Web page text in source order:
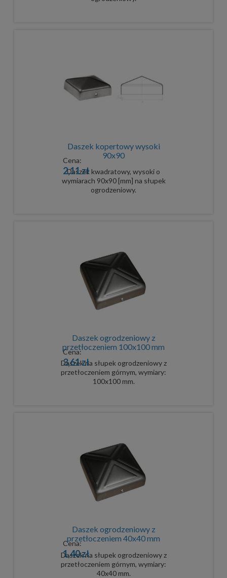
Daszek kopertowy wysoki
90x90
Daszek kwadratowy, wysoki o
wymiarach 90x90 [mm] na słupek
ogrodzeniowy.
Cena:
2,11 zł
Daszek ogrodzeniowy z
przetłoczeniem 100x100 mm
Daszek na słupek ogrodzeniowy z
przetłoczeniem górnym, wymiary:
100x100 mm.
Cena:
3,61 zł
Daszek ogrodzeniowy z
przetłoczeniem 40x40 mm
Daszek na słupek ogrodzeniowy z
przetłoczeniem górnym, wymiary:
40x40 mm.
Cena:
1,40 zł